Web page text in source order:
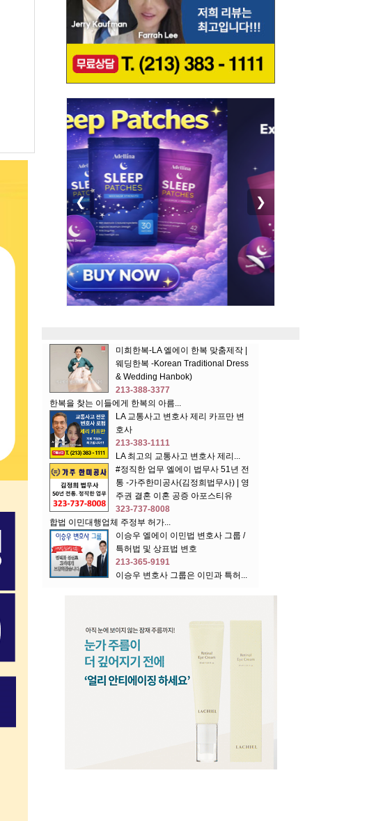
❮ ❯
미희한복-LA 엘에이 한복 맞춤제작 |
웨딩한복 -Korean Traditional Dress
& Wedding Hanbok)
213-388-3377
한복을 찾는 이들에게 한복의 아름...
LA 교통사고 변호사 제리 카프만 변
호사
213-383-1111
LA 최고의 교통사고 변호사 제리...
#정직한 업무 엘에이 법무사 51년 전
통 -가주한미공사(김정희법무사) | 영
주권 결혼 이혼 공증 아포스티유
323-737-8008
합법 이민대행업체 주정부 허가...
이승우 엘에이 이민법 변호사 그룹 /
특허법 및 상표법 변호
213-365-9191
이승우 변호사 그룹은 이민과 특허...